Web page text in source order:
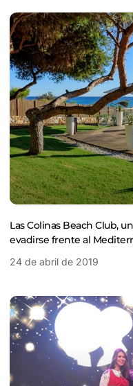
Las Colinas Beach Club,
evadirse frente al
24 de abril de 2019